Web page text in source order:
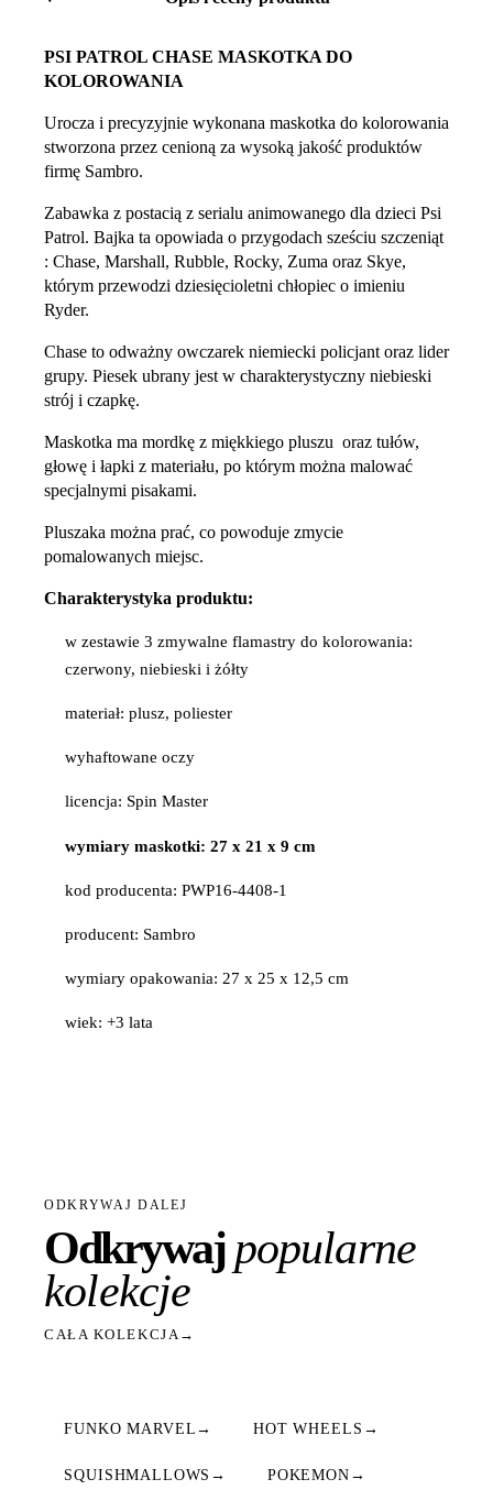
PSI PATROL CHASE MASKOTKA DO
KOLOROWANIA
Urocza i precyzyjnie wykonana maskotka do kolorowania
stworzona przez cenioną za wysoką jakość produktów
firmę Sambro.
Zabawka z postacią z serialu animowanego dla dzieci Psi
Patrol. Bajka ta opowiada o przygodach sześciu szczeniąt
: Chase, Marshall, Rubble, Rocky, Zuma oraz Skye,
którym przewodzi dziesięcioletni chłopiec o imieniu
Ryder.
Chase to odważny owczarek niemiecki policjant oraz lider
grupy. Piesek ubrany jest w charakterystyczny niebieski
strój i czapkę.
Maskotka ma mordkę z miękkiego pluszu oraz tułów,
głowę i łapki z materiału, po którym można malować
specjalnymi pisakami.
Pluszaka można prać, co powoduje zmycie
pomalowanych miejsc.
Charakterystyka produktu:
w zestawie 3 zmywalne flamastry do kolorowania:
czerwony, niebieski i żółty
materiał: plusz, poliester
wyhaftowane oczy
licencja: Spin Master
wymiary maskotki: 27 x 21 x 9 cm
kod producenta: PWP16-4408-1
producent: Sambro
wymiary opakowania: 27 x 25 x 12,5 cm
wiek: +3 lata
ODKRYWAJ DALEJ
Odkrywajpopularne
kolekcje
CAŁA KOLEKCJA→
FUNKO MARVEL → HOT WHEELS →
SQUISHMALLOWS → POKEMON →